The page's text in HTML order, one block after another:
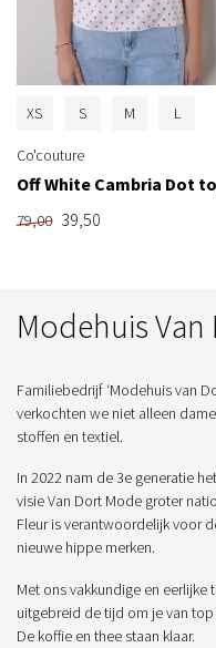
XS S M L
Co'couture
Off White Cambria Dot
79,00 39,50
Modehuis
Familiebedrijf ‘Modehuis van
verkochten we niet alleen
stoffen en textiel.
In 2022 nam de 3e generatie
visie Van Dort Mode groter
Fleur is verantwoordelijk voor
nieuwe hippe merken.
Met ons vakkundige en eerlijke
uitgebreid de tijd om je van
De koffie en thee staan klaar.